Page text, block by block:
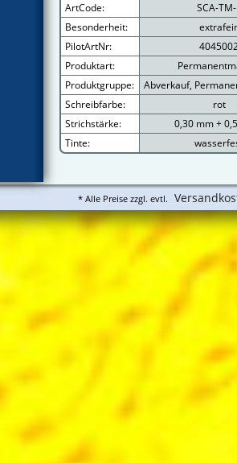
ArtCode:
SCA-TM-
Besonderheit:
PilotArtNr:
Produktart:
Produktgruppe:
Abverkauf,
Schreibfarbe:
rot
Strichstärke:
0,30 mm +
Tinte:
* Alle Preise zzgl. evtl.